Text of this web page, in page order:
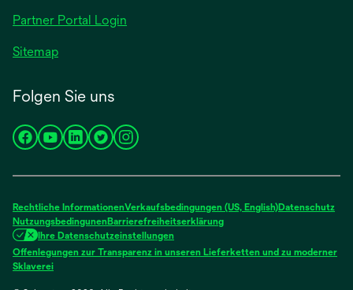
Partner Portal Login
Sitemap
Folgen Sie uns
wird
neuen
Registerkarte
geöffnet
wird
neuen
Registerkarte
geöffnet
wird
neuen
Registerkarte
geöffnet
wird
neuen
Registerkarte
geöffnet
wird
neuen
Registerkarte
geöffnet
Rechtliche InformationenVerkaufsbedingungen (US, English)Datenschutz
NutzungsbedingunenBarrierefreiheitserklärung
Ihre Datenschutzeinstellungen
Offenlegungen zur Transparenz in unseren Lieferketten und zu moderner
Sklavereiwird